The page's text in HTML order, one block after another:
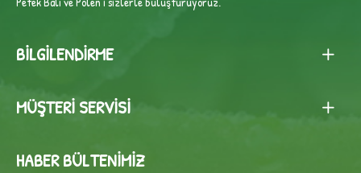
BILGILENDIRME
MÜŞTERI SERVISI
HABER BÜLTENIMIZ